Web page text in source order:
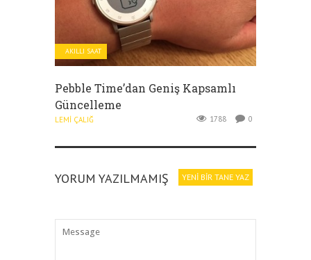
AKILLI SAAT
Pebble Time’dan Geniş Kapsamlı
Güncelleme
LEMI ÇALIĞ 1788 0
YORUM YAZILMAMIŞ YENI BIR TANE YAZ